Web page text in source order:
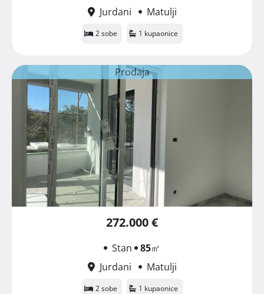
Jurdani
Matulji
2 sobe 1 kupaonice
Prodaja
272.000 €
Stan 85㎡
Jurdani
Matulji
2 sobe 1 kupaonice